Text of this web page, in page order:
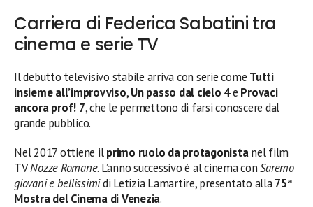
Carriera di Federica Sabatini tra
cinema e serie TV
Il debutto televisivo stabile arriva con serie come Tutti
insieme all’improvviso,Un passo dal cielo 4e Provaci
ancora prof! 7, che le permettono di farsi conoscere dal
grande pubblico.
Nel 2017 ottiene ilprimo ruolo da protagonistanel film
TVNozze Romane. L’anno successivo è al cinema conSaremo
giovani e bellissimidi Letizia Lamartire, presentato alla75ª
Mostra del Cinema di Venezia.